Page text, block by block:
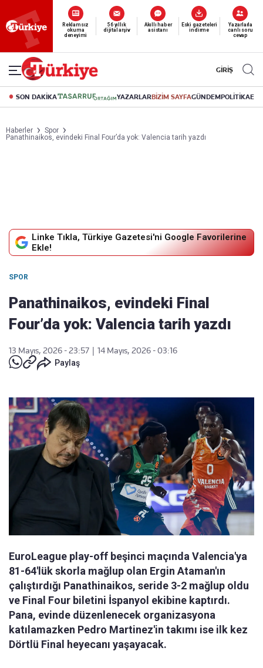
Reklamsız
okuma
deneyimi
56 yıllık
dijital arşiv
Akıllı haber
asistanı
Eski gazeteleri
indirme
Yazarlarla
canlı soru
cevap
GİRİŞ
SON DAKİKA YAZARLARBİZİM SAYFAGÜNDEMPOLİTİKA
Haberler
Spor
Panathinaikos, evindeki Final Four’da yok: Valencia tarih yazdı
Linke Tıkla, Türkiye Gazetesi'ni Google Favorilerine
Ekle!
SPOR
Panathinaikos, evindeki Final
Four’da yok: Valencia tarih yazdı
13 Mayıs, 2026 - 23:57
14 Mayıs, 2026 - 03:16
Paylaş
EuroLeague play-off beşinci maçında Valencia'ya
81-64'lük skorla mağlup olan Ergin Ataman'ın
çalıştırdığı Panathinaikos, seride 3-2 mağlup oldu
ve Final Four biletini İspanyol ekibine kaptırdı.
Pana, evinde düzenlenecek organizasyona
katılamazken Pedro Martinez'in takımı ise ilk kez
Dörtlü Final heyecanı yaşayacak.